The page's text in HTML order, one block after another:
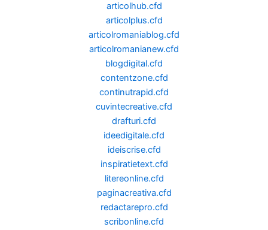
articolhub.cfd
articolplus.cfd
articolromaniablog.cfd
articolromanianew.cfd
blogdigital.cfd
contentzone.cfd
continutrapid.cfd
cuvintecreative.cfd
drafturi.cfd
ideedigitale.cfd
ideiscrise.cfd
inspiratietext.cfd
litereonline.cfd
paginacreativa.cfd
redactarepro.cfd
scribonline.cfd